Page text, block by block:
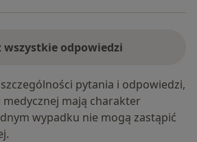
wszystkie odpowiedzi
pytania i odpowiedzi,
mają charakter
wypadku nie mogą zastąpić